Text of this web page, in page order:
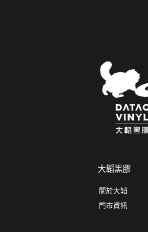
大韜黑膠
關於大韜
門市資訊